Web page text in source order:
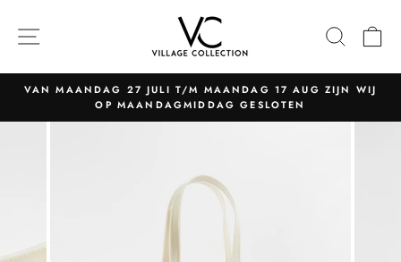
content
Pauzeer
VAN MAANDAG 27 JULI T/M MAANDAG 17 AUG ZIJN WIJ
OP MAANDAGMIDDAG GESLOTEN